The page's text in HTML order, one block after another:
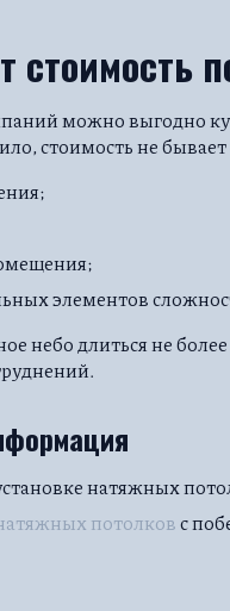
стоимость
можно выгодно
стоимость не
элементов
небо длиться не
натяжных
потолковс